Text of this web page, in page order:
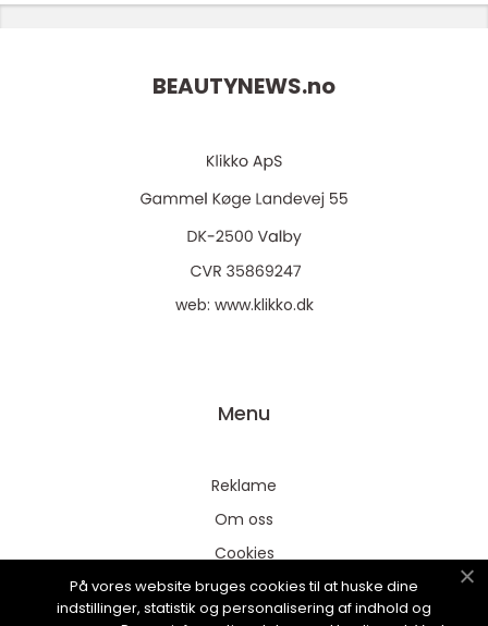
BEAUTYNEWS.no
web: www.klikko.dk
Menu
Reklame
Om oss
Cookies
Kontakt Oss
Sitemap
På vores website bruges cookies til at huske dine
indstillinger, statistik og personalisering af indhold og